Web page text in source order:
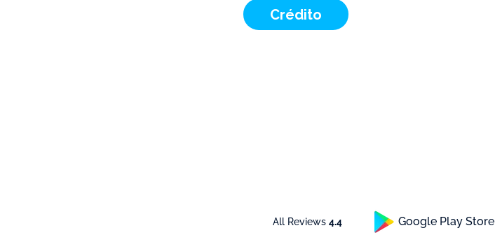
Crédito
All Reviews 4.4 Google Play Store